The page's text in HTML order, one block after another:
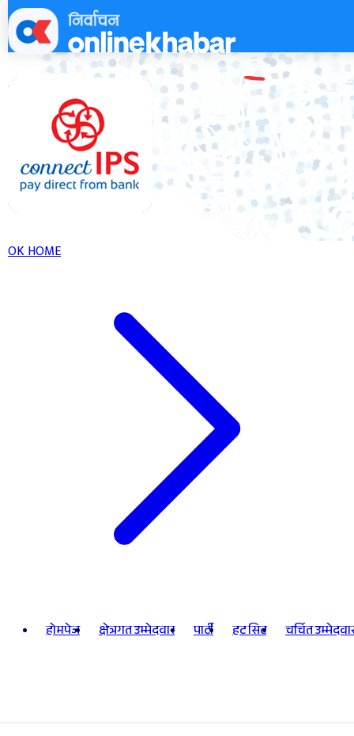
Skip
to
content
OK HOME
होमपेज क्षेत्रगत उम्मेदवार पार्टी हट सिट चर्चित